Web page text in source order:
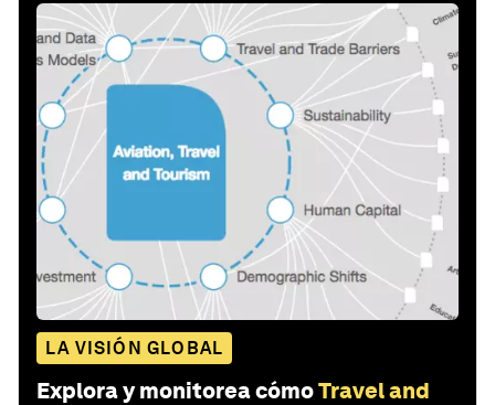
LA VISIÓN GLOBAL
Explora y monitorea cómoTravel and